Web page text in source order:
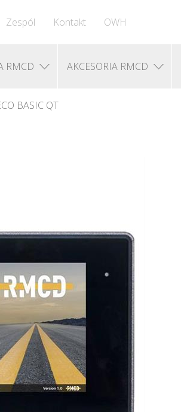
Zespól Kontakt OWH
RMCD AKCESORIA RMCD
BASIC QT